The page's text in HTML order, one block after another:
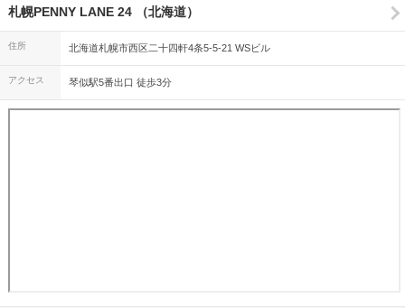
札幌PENNY LANE 24 （北海道）
住所 北海道札幌市西区二十四軒4条5-5-21 WSビル
アクセス 琴似駅5番出口 徒歩3分